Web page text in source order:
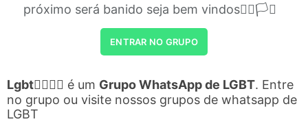
próximo será banido seja bem vindos🏳️‍🌈🏳️‍⚧️
ENTRAR NO GRUPO
Lgbt🏳️‍🌈🏳‍⚧ é um Grupo WhatsApp de LGBT. Entre
no grupo ou visite nossos grupos de whatsapp de
LGBT